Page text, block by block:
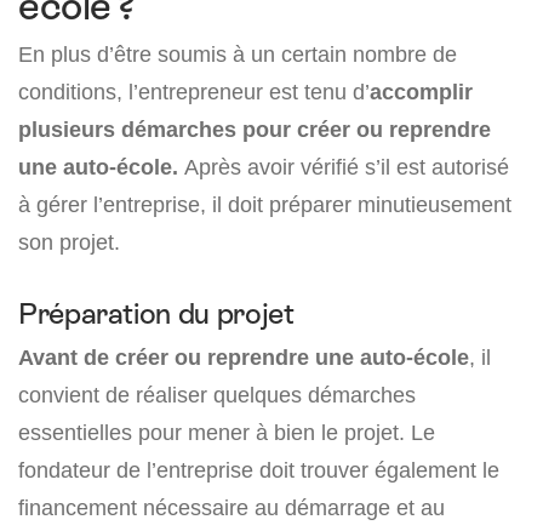
En plus d’être soumis à un certain nombre de
conditions, l’entrepreneur est tenu d’accomplir
plusieurs démarches pour créer ou reprendre
une auto-école. Après avoir vérifié s’il est autorisé
à gérer l’entreprise, il doit préparer minutieusement
son projet.
Préparation du projet
Avant de créer ou reprendre une auto-école, il
convient de réaliser quelques démarches
essentielles pour mener à bien le projet. Le
fondateur de l’entreprise doit trouver également le
financement nécessaire au démarrage et au